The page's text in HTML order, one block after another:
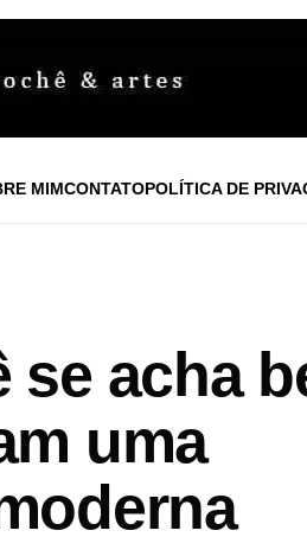
MIMCONTATOPOLÍTICA DE
se acha
uma